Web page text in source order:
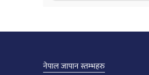
नेपाल जापान स्तम्भहरु